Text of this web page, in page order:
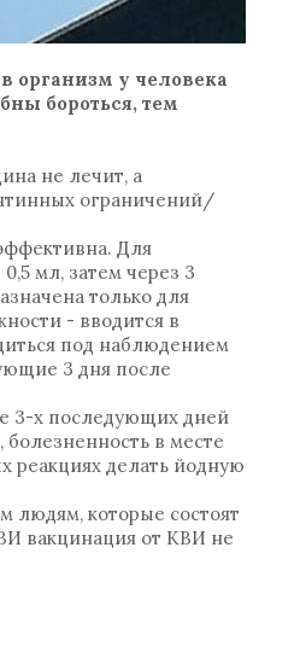
организм у человека
бороться, тем
не лечит, а
ограничений/
Для
мл, затем через 3
только для
- вводится в
под наблюдением
3 дня после
3-х последующих дней
в месте
реакциях делать йодную
людям, которые состоят
вакцинация от КВИ не